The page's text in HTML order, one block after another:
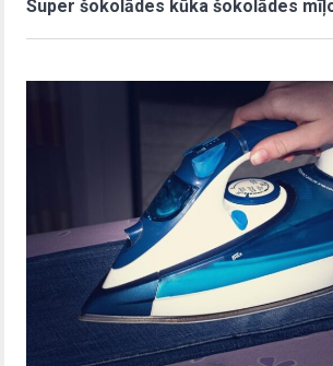
Super šokolādes kūka šokolādes